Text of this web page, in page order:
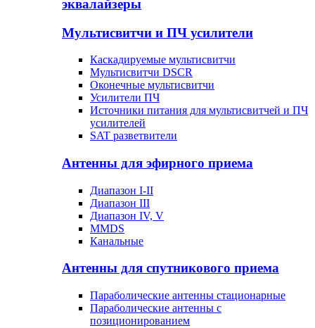
эквалайзеры
Мультисвитчи и ПЧ усилители
Каскадируемые мультисвитчи
Мультисвитчи DSCR
Оконечные мультисвитчи
Усилители ПЧ
Источники питания для мультисвитчей и ПЧ
усилителей
SAT разветвители
Антенны для эфирного приема
Диапазон I-II
Диапазон III
Диапазон IV, V
MMDS
Канальные
Антенны для спутникового приема
Параболические антенны стационарные
Параболические антенны с
позиционированием